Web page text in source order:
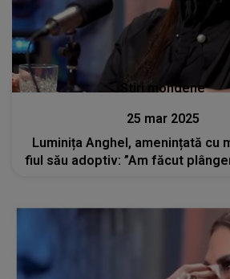
Stiri mondene
25 mar 2025
Luminița Anghel, amenințată cu
fiul său adoptiv: ”Am făcut